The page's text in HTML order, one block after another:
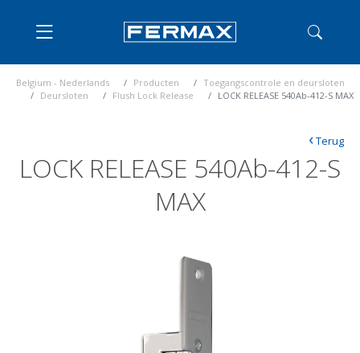
Belgium - Nederlands Producten
Toegangscontrole en deursloten
Deursloten
Flush Lock Release LOCK RELEASE 540Ab-412-S MAX
LOCK RELEASE 540Ab-412-S
MAX
‹Terug